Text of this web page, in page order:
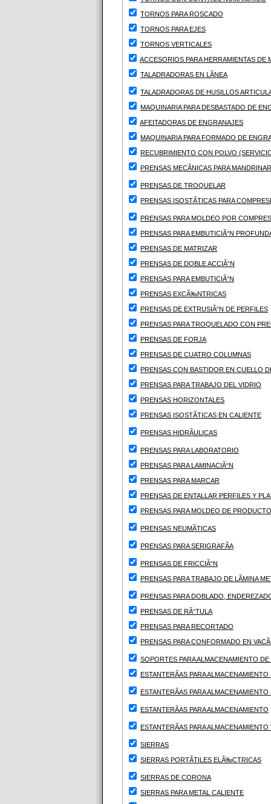
TORNOS PARA ROSCADO
TORNOS PARA EJES
TORNOS VERTICALES
ACCESORIOS PARA HERRAMIENTAS DE
TALADRADORAS EN LÃNEA
TALADRADORAS DE HUSILLOS
MAQUINARIA PARA DESBASTADO DE
AFEITADORAS DE ENGRANAJES
MAQUINARIA PARA FORMADO DE
RECUBRIMIENTO CON POLVO
PRENSAS MECÃNICAS PARA MANDRINAR
PRENSAS DE TROQUELAR
PRENSAS ISOSTÃTICAS PARA
PRENSAS PARA MOLDEO POR
PRENSAS PARA EMBUTICIÃ“N
PRENSAS DE MATRIZAR
PRENSAS DE DOBLE ACCIÃ“N
PRENSAS PARA EMBUTICIÃ“N
PRENSAS EXCÃ‰NTRICAS
PRENSAS DE EXTRUSIÃ“N DE PERFILES
PRENSAS PARA TROQUELADO CON
PRENSAS DE FORJA
PRENSAS DE CUATRO COLUMNAS
PRENSAS CON BASTIDOR EN CUELLO
PRENSAS PARA TRABAJO DEL VIDRIO
PRENSAS HORIZONTALES
PRENSAS ISOSTÃTICAS EN CALIENTE
PRENSAS HIDRÃULICAS
PRENSAS PARA LABORATORIO
PRENSAS PARA LAMINACIÃ“N
PRENSAS PARA MARCAR
PRENSAS DE ENTALLAR PERFILES Y
PRENSAS PARA MOLDEO DE
PRENSAS NEUMÃTICAS
PRENSAS PARA SERIGRAFÃA
PRENSAS DE FRICCIÃ“N
PRENSAS PARA TRABAJO DE LÃMINA
PRENSAS PARA DOBLADO,
PRENSAS DE RÃ“TULA
PRENSAS PARA RECORTADO
PRENSAS PARA CONFORMADO EN
SOPORTES PARA ALMACENAMIENTO DE
ESTANTERÃAS PARA
ESTANTERÃAS PARA
ESTANTERÃAS PARA ALMACENAMIENTO
ESTANTERÃAS PARA
SIERRAS
SIERRAS PORTÃTILES ELÃ‰CTRICAS
SIERRAS DE CORONA
SIERRAS PARA METAL CALIENTE